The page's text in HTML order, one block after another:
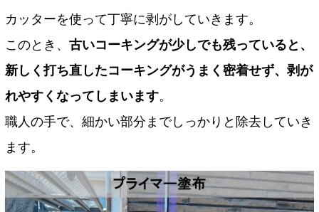
カッターを使って丁寧に剥がしていきます。
このとき、 古いコーキングが少しでも残っていると、
新しく打ち直したコーキングがうまく密着せず、剥が
れやすくなってしまいます。
職人の手で、細かい部分までしっかりと除去していき
ます。